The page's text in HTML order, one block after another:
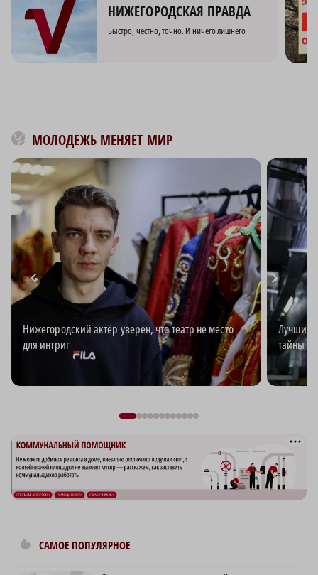
НИЖЕГОРОДСКАЯ ПРАВДА
Быстро, честно, точно. И ничего лишнего
МОЛОДЕЖЬ МЕНЯЕТ МИР
Нижегородский актёр уверен, что театр не место
для интриг
Лучший
тайны
САМОЕ ПОПУЛЯРНОЕ